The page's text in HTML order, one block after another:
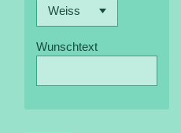
Wunschtext